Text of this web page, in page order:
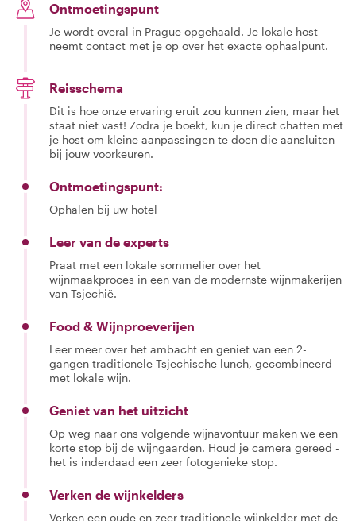
Ontmoetingspunt
Je wordt overal in Prague opgehaald. Je lokale host
neemt contact met je op over het exacte ophaalpunt.
Reisschema
Dit is hoe onze ervaring eruit zou kunnen zien, maar het
staat niet vast! Zodra je boekt, kun je direct chatten met
je host om kleine aanpassingen te doen die aansluiten
bij jouw voorkeuren.
Ontmoetingspunt:
Ophalen bij uw hotel
Leer van de experts
Praat met een lokale sommelier over het
wijnmaakproces in een van de modernste wijnmakerijen
van Tsjechië.
Food & Wijnproeverijen
Leer meer over het ambacht en geniet van een 2-
gangen traditionele Tsjechische lunch, gecombineerd
met lokale wijn.
Geniet van het uitzicht
Op weg naar ons volgende wijnavontuur maken we een
korte stop bij de wijngaarden. Houd je camera gereed -
het is inderdaad een zeer fotogenieke stop.
Verken de wijnkelders
Verken een oude en zeer traditionele wijnkelder met de